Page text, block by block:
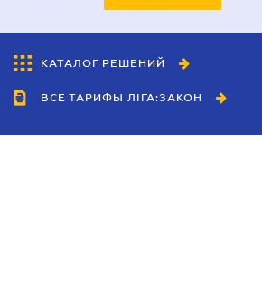
КАТАЛОГ РЕШЕНИЙ
ВСЕ ТАРИФЫ ЛІГА:ЗАКОН